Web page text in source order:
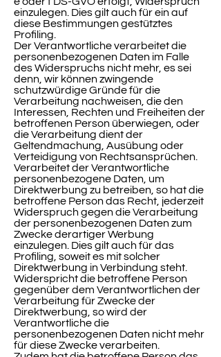
einzulegen. Dies gilt auch für ein auf
diese Bestimmungen gestütztes
Profiling.
Der Verantwortliche verarbeitet die
personenbezogenen Daten im Falle
des Widerspruchs nicht mehr, es sei
denn, wir können zwingende
schutzwürdige Gründe für die
Verarbeitung nachweisen, die den
Interessen, Rechten und Freiheiten der
betroffenen Person überwiegen, oder
die Verarbeitung dient der
Geltendmachung, Ausübung oder
Verteidigung von Rechtsansprüchen.
Verarbeitet der Verantwortliche
personenbezogene Daten, um
Direktwerbung zu betreiben, so hat die
betroffene Person das Recht, jederzeit
Widerspruch gegen die Verarbeitung
der personenbezogenen Daten zum
Zwecke derartiger Werbung
einzulegen. Dies gilt auch für das
Profiling, soweit es mit solcher
Direktwerbung in Verbindung steht.
Widerspricht die betroffene Person
gegenüber dem Verantwortlichen der
Verarbeitung für Zwecke der
Direktwerbung, so wird der
Verantwortliche die
personenbezogenen Daten nicht mehr
für diese Zwecke verarbeiten.